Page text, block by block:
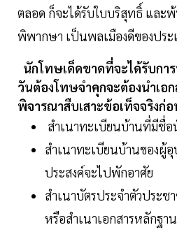
ตลอด ก็จะได้รับใบบริสุทธิ์ และ
พิพากษา เป็นพลเมืองดีของปร
นักโทษเด็ดขาดที่จะได้รับกา
วันต้องโทษจำคุกจะต้องนำเอ
พิจารณาสืบเสาะข้อเท็จจริงก่
สำเนาทะเบียนบ้านที่มีชื่
สำเนาทะเบียนบ้านของผู้
ประสงค์จะไปพักอาศัย
สำเนาบัตรประจำตัวประ
หรือสำเนาเอกสารหลักฐา